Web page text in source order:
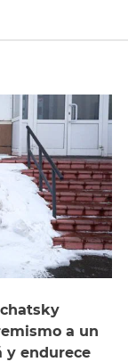
a un
y endurece